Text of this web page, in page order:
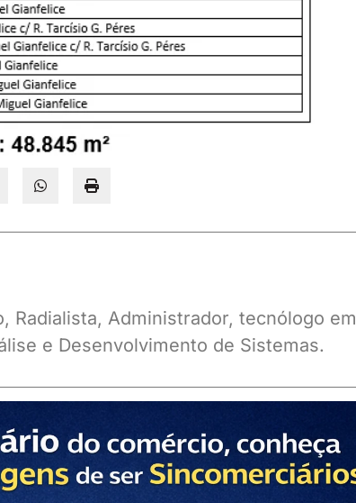
Radialista, Administrador, tecnólogo em
e Desenvolvimento de Sistemas.